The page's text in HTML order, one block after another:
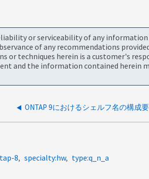
or serviceability of any
of any recommendations
techniques herein is a customer's
and the information contained herein
ONTAP 9におけるシェルフ名の構成
8 specialty:hw type:q_n_a